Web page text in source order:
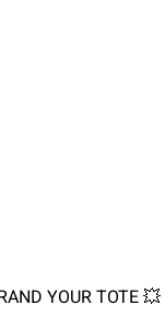
💥 BRAND YOUR TOTE 💥 התיק שהופך את המיתוג שלכם לבמה